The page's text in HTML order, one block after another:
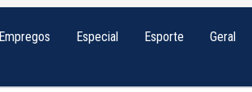
Empregos Especial Esporte Geral